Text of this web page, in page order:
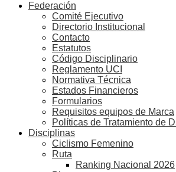
Federación
Comité Ejecutivo
Directorio Institucional
Contacto
Estatutos
Código Disciplinario
Reglamento UCI
Normativa Técnica
Estados Financieros
Formularios
Requisitos equipos de Marca
Políticas de Tratamiento de
Disciplinas
Ciclismo Femenino
Ruta
Ranking Nacional 2026